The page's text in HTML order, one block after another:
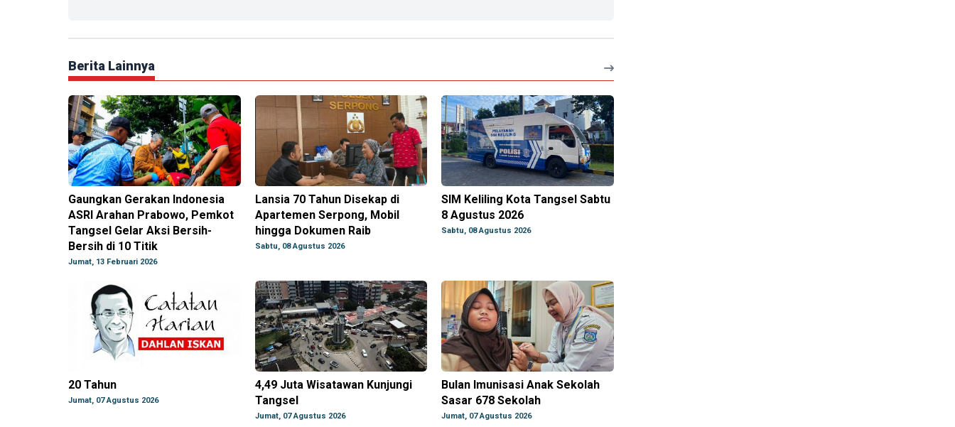
Berita Lainnya
Gaungkan Gerakan Indonesia
ASRI Arahan Prabowo, Pemkot
Tangsel Gelar Aksi Bersih-
Bersih di 10 Titik
Jumat, 13 Februari 2026
Lansia 70 Tahun Disekap di
Apartemen Serpong, Mobil
hingga Dokumen Raib
Sabtu, 08 Agustus 2026
SIM Keliling Kota Tangsel Sabtu
8 Agustus 2026
Sabtu, 08 Agustus 2026
20 Tahun
Jumat, 07 Agustus 2026
4,49 Juta Wisatawan Kunjungi
Tangsel
Jumat, 07 Agustus 2026
Bulan Imunisasi Anak Sekolah
Sasar 678 Sekolah
Jumat, 07 Agustus 2026